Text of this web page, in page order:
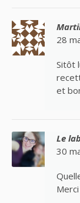
28
Sitôt
et
Le
30